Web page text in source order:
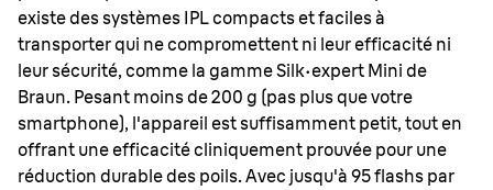
existe des systèmes IPL compacts et faciles à
transporter qui ne compromettent ni leur efficacité ni
leur sécurité, comme la gamme Silk·expert Mini de
Braun. Pesant moins de 200 g (pas plus que votre
smartphone), l'appareil est suffisamment petit, tout en
offrant une efficacité cliniquement prouvée pour une
réduction durable des poils. Avec jusqu'à 95 flashs par